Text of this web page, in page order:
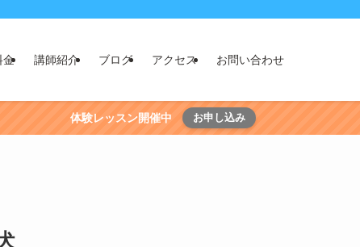
金 講師紹介 ブログ アクセス お問い合わせ
体験レッスン開催中 お申し込み